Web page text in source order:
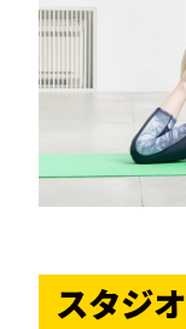
スタジオ